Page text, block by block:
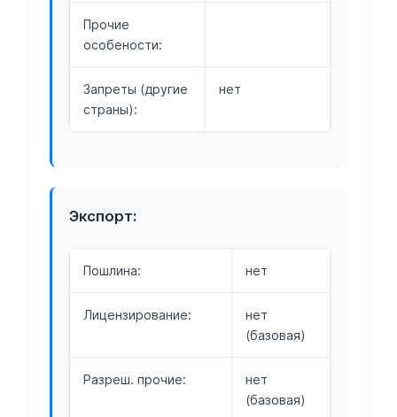
Прочие
особености:
Запреты (другие
страны):
нет
Экспорт:
Пошлина: нет
Лицензирование:
нет
(базовая)
Разреш. прочие:
нет
(базовая)